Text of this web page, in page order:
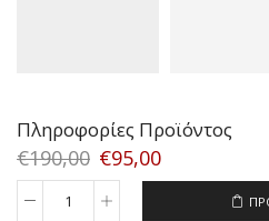
Πληροφορίες Προϊόντος
€190,00 €95,00
D&G